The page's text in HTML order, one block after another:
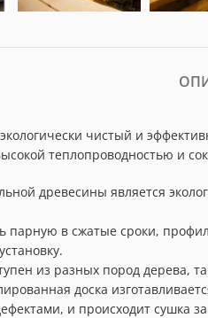
чистый и
теплопроводностью и
древесины является
парную в сжатые сроки,
из разных пород дерева,
доска
и происходит сушка